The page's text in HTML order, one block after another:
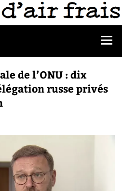
de l’ONU : dix
russe privés